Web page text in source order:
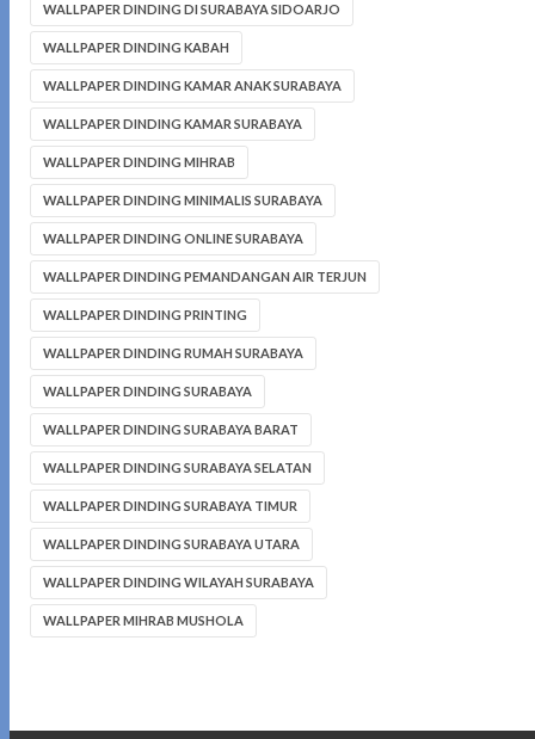
WALLPAPER DINDING DI SURABAYA SIDOARJO
WALLPAPER DINDING KABAH
WALLPAPER DINDING KAMAR ANAK SURABAYA
WALLPAPER DINDING KAMAR SURABAYA
WALLPAPER DINDING MIHRAB
WALLPAPER DINDING MINIMALIS SURABAYA
WALLPAPER DINDING ONLINE SURABAYA
WALLPAPER DINDING PEMANDANGAN AIR TERJUN
WALLPAPER DINDING PRINTING
WALLPAPER DINDING RUMAH SURABAYA
WALLPAPER DINDING SURABAYA
WALLPAPER DINDING SURABAYA BARAT
WALLPAPER DINDING SURABAYA SELATAN
WALLPAPER DINDING SURABAYA TIMUR
WALLPAPER DINDING SURABAYA UTARA
WALLPAPER DINDING WILAYAH SURABAYA
WALLPAPER MIHRAB MUSHOLA